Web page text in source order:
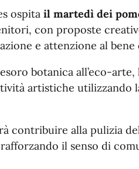
ospita il martedì dei
con proposte
e attenzione al bene
botanica all’eco-
artistiche utilizzando
contribuire alla pulizia
il senso di